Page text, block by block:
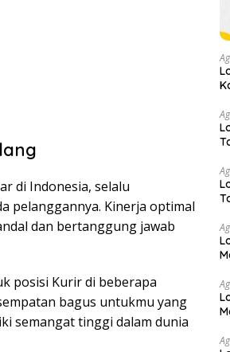
di Indonesia, selalu
pelanggannya. Kinerja optimal
dan bertanggung jawab
posisi Kurir di beberapa
bagus untukmu yang
semangat tinggi dalam dunia